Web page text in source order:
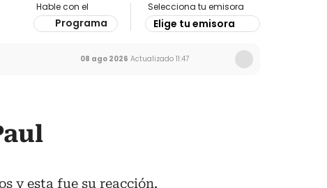
Hable con el
Programa
Selecciona tu emisora
Elige tu emisora
08 ago 2026 Actualizado 11:47
y esta fue su reacción.